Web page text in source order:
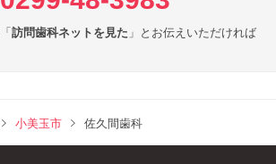
訪問歯科ネットを見た 」とお伝えいただければ
小美玉市 佐久間歯科